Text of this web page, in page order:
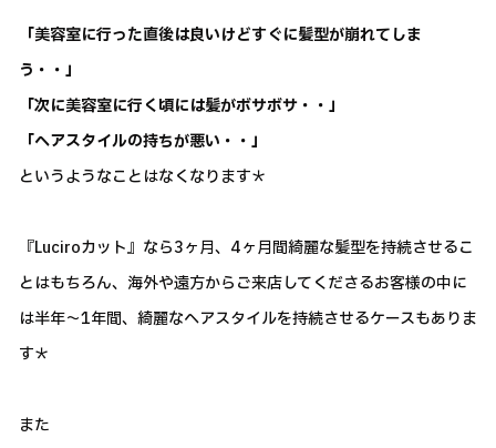
「美容室に行った直後は良いけどすぐに髪型が崩れてしま
う・・」
「次に美容室に行く頃には髪がボサボサ・・」
「ヘアスタイルの持ちが悪い・・」
というようなことはなくなります＊
『Luciroカット』なら3ヶ月、4ヶ月間綺麗な髪型を持続させるこ
とはもちろん、海外や遠方からご来店してくださるお客様の中に
は半年～1年間、綺麗なヘアスタイルを持続させるケースもありま
す＊
また